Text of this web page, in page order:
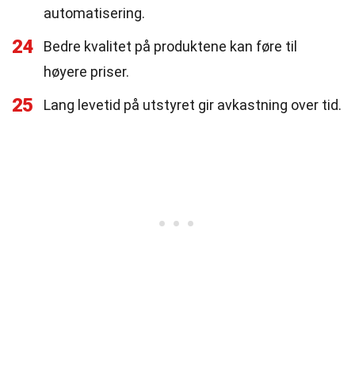
automatisering.
24
Bedre kvalitet på produktene kan føre til
høyere priser.
25 Lang levetid på utstyret gir avkastning over tid.